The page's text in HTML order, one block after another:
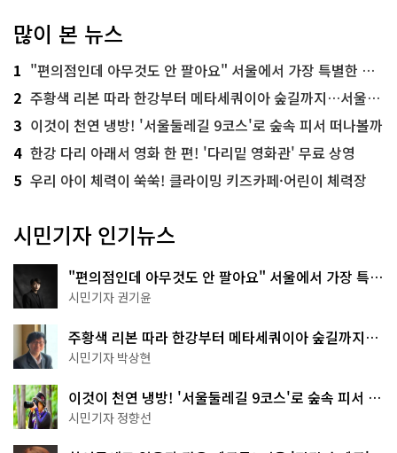
많이 본 뉴스
1 "편의점인데 아무것도 안 팔아요" 서울에서 가장 특별한 편의점의 정체
2 주황색 리본 따라 한강부터 메타세쿼이아 숲길까지…서울둘레길 15코스
3 이것이 천연 냉방! '서울둘레길 9코스'로 숲속 피서 떠나볼까
4 한강 다리 아래서 영화 한 편! '다리밑 영화관' 무료 상영
5 우리 아이 체력이 쑥쑥! 클라이밍 키즈카페·어린이 체력장
시민기자 인기뉴스
"편의점인데 아무것도 안 팔아요" 서울에서 가장 특별
한 편의점의 정체
시민기자 권기윤
주황색 리본 따라 한강부터 메타세쿼이아 숲길까지…
서울둘레길 15코스
시민기자 박상현
이것이 천연 냉방! '서울둘레길 9코스'로 숲속 피서 떠
나볼까
시민기자 정향선